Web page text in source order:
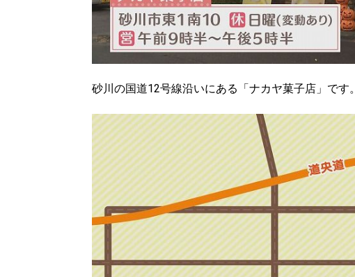
砂川の国道12号線沿いにある「ナカヤ菓子店」です。